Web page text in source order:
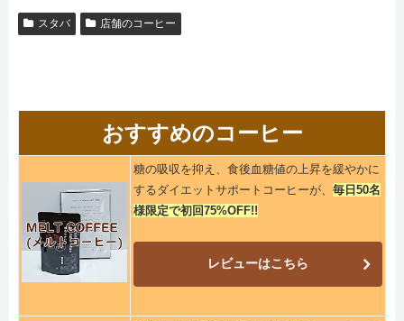
スタバ 店舗のコーヒー
おすすめのコーヒー
糖の吸収を抑え、食後血糖値の上昇を緩やかに
するダイエットサポートコーヒーが、 毎日50名
様限定で初回75%OFF!!
レビューはこちら